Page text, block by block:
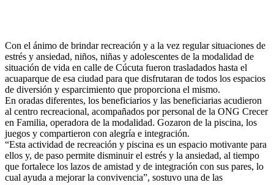
Con el ánimo de brindar recreación y a la vez regular situaciones de
estrés y ansiedad, niños, niñas y adolescentes de la modalidad de
situación de vida en calle de Cúcuta fueron trasladados hasta el
acuaparque de esa ciudad para que disfrutaran de todos los espacios
de diversión y esparcimiento que proporciona el mismo.
En oradas diferentes, los beneficiarios y las beneficiarias acudieron
al centro recreacional, acompañados por personal de la ONG Crecer
en Familia, operadora de la modalidad. Gozaron de la piscina, los
juegos y compartieron con alegría e integración.
“Esta actividad de recreación y piscina es un espacio motivante para
ellos y, de paso permite disminuir el estrés y la ansiedad, al tiempo
que fortalece los lazos de amistad y de integración con sus pares, lo
cual ayuda a mejorar la convivencia”, sostuvo una de las